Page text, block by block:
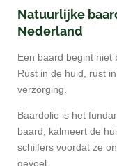
Natuurlijke
Nederland
Een baard begint niet
Rust in de huid, rust
verzorging.
Baardolie is het
baard, kalmeert de
schilfers voordat ze
gevoel.